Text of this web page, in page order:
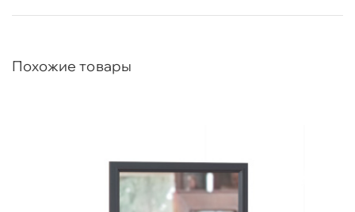
Похожие товары